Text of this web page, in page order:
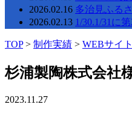
2026.02.16 多治見ふる
2026.02.13 1/30.1/31に
TOP> 制作実績 > WEBサイ
杉浦製陶株式会
2023.11.27